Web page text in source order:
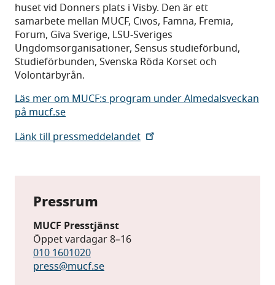
Pressrum
MUCF Presstjänst
Öppet vardagar 8–16
010 1601020
press@mucf.se
huset vid Donners plats i Visby. Den är ett
samarbete mellan MUCF, Civos, Famna, Fremia,
Forum, Giva Sverige, LSU-Sveriges
Ungdomsorganisationer, Sensus studieförbund,
Studieförbunden, Svenska Röda Korset och
Volontärbyrån.
Läs mer om MUCF:s program under Almedalsveckan
på mucf.se
Länk till pressmeddelandet